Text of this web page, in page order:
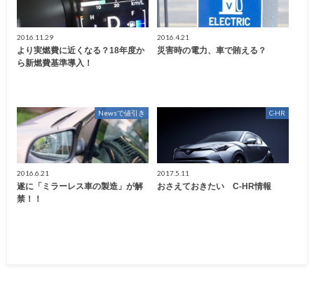
2016.11.29
より実燃費に近くなる？18年度か
ら新燃費基準導入！
2016.4.21
災害時の電力、車で賄える？
Newsで値引き
2016.6.21
遂に「ミラーレス車の製造」が解
禁！！
C-HR
2017.5.11
おさえておきたい C-HR情報